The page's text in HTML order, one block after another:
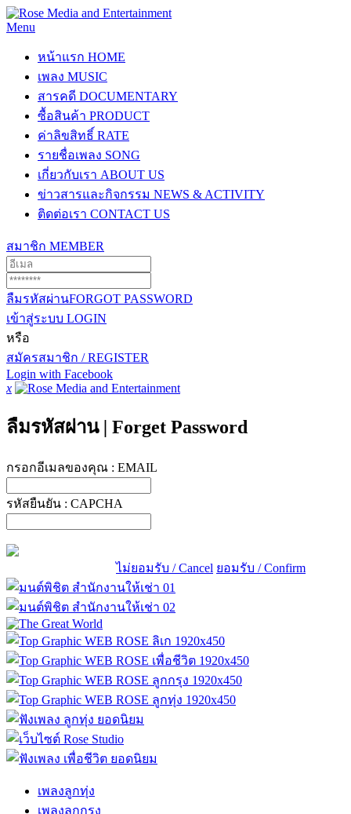
Menu
หน้าแรก HOME
เพลง MUSIC
สารคดี DOCUMENTARY
ซื้อสินค้า PRODUCT
ค่าลิขสิทธิ์ RATE
รายชื่อเพลง SONG
เกี่ยวกับเรา ABOUT US
ข่าวสารและกิจกรรม NEWS & ACTIVITY
ติดต่อเรา CONTACT US
สมาชิก MEMBER
ลืมรหัสผ่านFORGOT PASSWORD
เข้าสู่ระบบ LOGIN
หรือ
สมัครสมาชิก / REGISTER
Login with Facebook
x
ลืมรหัสผ่าน | Forget Password
กรอกอีเมลของคุณ : EMAIL
รหัสยืนยัน : CAPCHA
ไม่ยอมรับ / Cancel ยอมรับ / Confirm
เพลงลูกทุ่ง
เพลงลูกกรุง